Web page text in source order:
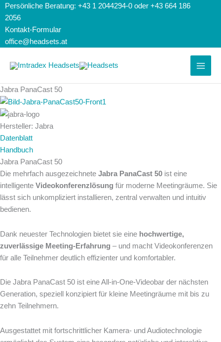
Zum
Inhalt
springen
Persönliche Beratung: +43 1 2044294-0 oder +43 664 186
2056
Kontakt-Formular
office@headsets.at
Jabra PanaCast 50
Hersteller: Jabra
Datenblatt
Handbuch
Jabra PanaCast 50
Die mehrfach ausgezeichnete Jabra PanaCast 50 ist eine
intelligente Videokonferenzlösung für moderne Meetingräume. Sie
lässt sich unkompliziert installieren, zentral verwalten und intuitiv
bedienen.
Dank neuester Technologien bietet sie eine hochwertige,
zuverlässige Meeting-Erfahrung – und macht Videokonferenzen
für alle Teilnehmer deutlich effizienter und komfortabler.
Die Jabra PanaCast 50 ist eine All-in-One-Videobar der nächsten
Generation, speziell konzipiert für kleine Meetingräume mit bis zu
zehn Teilnehmern.
Ausgestattet mit fortschrittlicher Kamera- und Audiotechnologie
Suchen
Search...